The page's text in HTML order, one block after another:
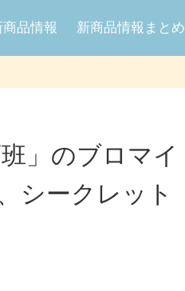
商品情報 新商品情報まとめ
」のブロマイ
シークレット